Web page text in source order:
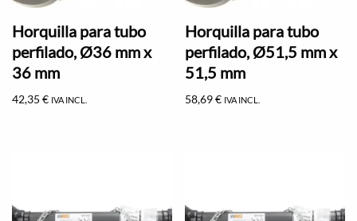
Horquilla para tubo
perfilado, Ø36 mm x
36 mm
42,35 € IVA INCL.
Horquilla para tubo
perfilado, Ø51,5 mm x
51,5 mm
58,69€ IVA INCL.